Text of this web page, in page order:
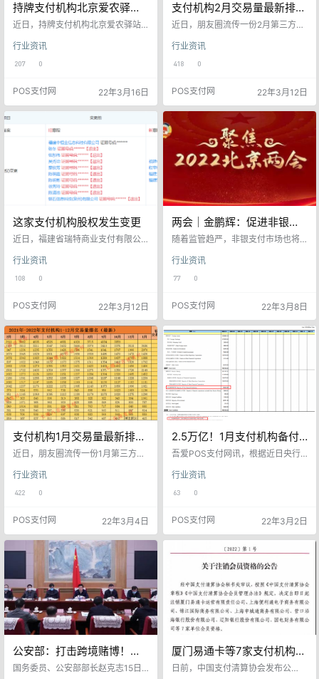
持牌支付机构北京爱农驿站
科技服务有限公司74.25%股
近日，持牌支付机构北京爱农驿站
据了解，近期爱农驿站的前两大股
东分别出质股权，数额为6823.5和7
为芜湖一泓宁元投资合伙企业（有
限合伙）。 公开信息显示爱农驿站
成立于2004年，注册资本1.02亿
元。公司总部设在北京。持有由中
国人民银行颁发的《支付业务许可
证》，业务范围覆盖全国性互联网
支付许可以…
行业资讯
207 0
POS支付网 22年3月16日
支付机构2月交易量最新排名
出炉…快钱跌幅明显 开店宝
近日，朋友圈流传一份2月第三方支
量，不含支付宝、微信）排名，共
计20家左右的支付公司（不含银联
清晰得展现了2月份主流支付公司的
交易量的变化，支付行业的起起伏
伏。 从这份表格中，我们可以发
现，拉卡拉、嘉联、银盛、通联、
快钱、海科等分列前六。相对于1月
份那份排名，我们发现2月份，各家
支付公司都有不同程度下滑，这主…
行业资讯
418 0
POS支付网 22年3月12日
这家支付机构股权发生变更
近日，福建省瑞特商业支付有限公
权）发生变更。 原法人股东银石信
息科技(泉州)有限公司，以及自然人
“光线科技”）、福建智信科技有限公
司、程辛格等成为瑞特支付新股
东，分别持股49.27%、12.00%、7.
23%。其中，程辛格是光线科技持
股90%的大股东。 公开资料显示，
瑞特支付是福州辖区首批获得人民
银行颁发的《…
行业资讯
108 0
POS支付网 22年3月12日
两会｜金鹏辉：促进非银行
支付机构健康持续发展
随着监管趋严，非银支付市场也将
速发展的同时，也逐渐暴露出一些
问题，如违规现象频发、部分支付
任兼上海分行行长金鹏辉就非银支
付方面带来相关提案。 ■ 金鹏辉
「全国政协委员 中国人民银行上海
总部副主任兼上海分行行长」 2010
年6月，人民银行出台《非金融机构
支付服务管理办法》，…
行业资讯
77 0
POS支付网 22年3月8日
支付机构1月交易量最新排名
出炉……
近日，朋友圈流传一份1月第三方支
量，不含支付宝、微信）排名，共
清晰得展现了1月份主流支付公司的
交易量的变化，支付行业的起起伏
伏。从这份表格中，我们可以发
现，拉卡拉、银盛、嘉联、通联、
快钱、乐刷等分列前六。相对于12
月份那份排名，我们发现1月份，银
盛支付交易量增长较大，相对于1…
行业资讯
422 0
POS支付网 22年3月4日
2.5万亿！1月支付机构备付
金再创新高
吾爱POS支付网讯，根据近日央行
表》数据显示，截至2022年1月，非
21年12月首次突破2万亿以来，再次
达到历史最高值，突破2.5万亿关
口。也是自从2019年1月完成备付金
集中交存以来的最高值。 据了解20
21年11月17日，中国人民银行起草
行业资讯
63 0
POS支付网 22年3月2日
公安部：打击跨境赌博！开
展非银行支付机构风险专项
国务委员、公安部部长赵克志15日
厦门易通卡等7家支付机构被
清算协会注销会员资格
日前，中国支付清算协会发布公